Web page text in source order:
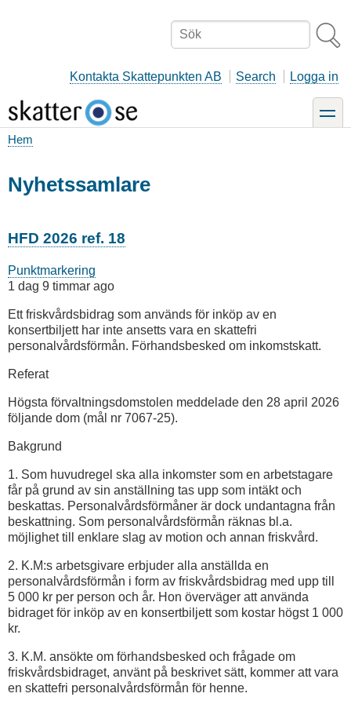
Sök
Kontakta Skattepunkten AB Search Logga in
toggle
Hem
Nyhetssamlare
HFD 2026 ref. 18
Punktmarkering
1 dag 9 timmar ago
Ett friskvårdsbidrag som används för inköp av en
konsertbiljett har inte ansetts vara en skattefri
personalvårdsförmån. Förhandsbesked om inkomstskatt.
Referat
Högsta förvaltningsdomstolen meddelade den 28 april 2026
följande dom (mål nr 7067-25).
Bakgrund
1. Som huvudregel ska alla inkomster som en arbetstagare
får på grund av sin anställning tas upp som intäkt och
beskattas. Personal­vårdsförmåner är dock undantagna från
beskattning. Som personal­vårdsförmån räknas bl.a.
möjlighet till enklare slag av motion och annan friskvård.
2. K.M:s arbetsgivare erbjuder alla anställda en
personalvårdsförmån i form av friskvårdsbidrag med upp till
5 000 kr per person och år. Hon överväger att använda
bidraget för inköp av en konsertbiljett som kostar högst 1 000
kr.
3. K.M. ansökte om förhandsbesked och frågade om
friskvårdsbidraget, använt på beskrivet sätt, kommer att vara
en skattefri personalvårdsförmån för henne.